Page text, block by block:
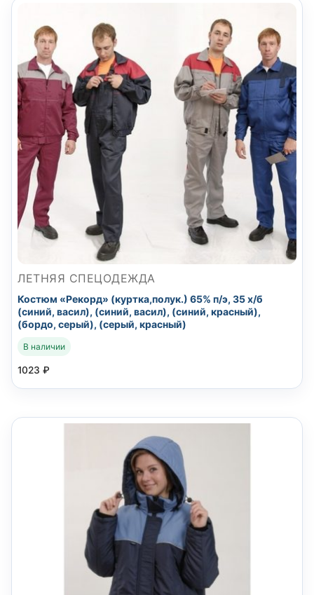
ЛЕТНЯЯ СПЕЦОДЕЖДА
Костюм «Рекорд» (куртка,полук.) 65% п/э, 35 х/б
(синий, васил), (синий, васил), (синий, красный),
(бордо, серый), (серый, красный)
В наличии
1023 ₽